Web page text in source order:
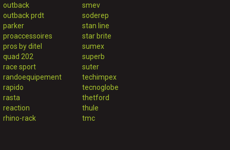
outback
outback prdt
parker
proaccessoires
pros by ditel
quad 202
race sport
randoequipement
rapido
rasta
reaction
rhino-rack
smev
soderep
stan line
star brite
sumex
superb
suter
techimpex
tecnoglobe
thetford
thule
tmc